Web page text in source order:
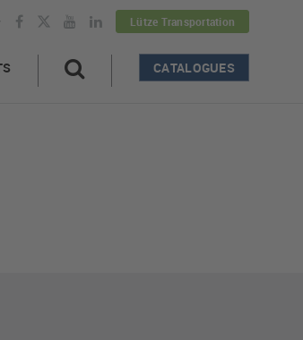
Lütze Transportation
CATALOGUES